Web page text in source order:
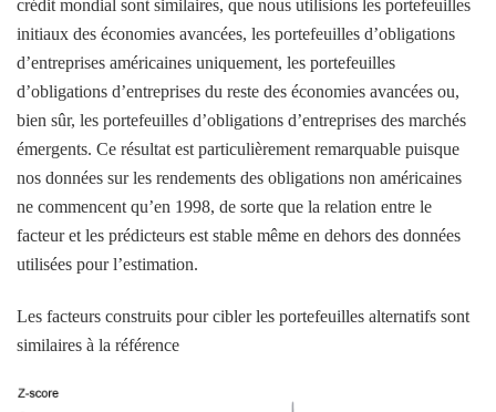
crédit mondial sont similaires, que nous utilisions les portefeuilles
initiaux des économies avancées, les portefeuilles d’obligations
d’entreprises américaines uniquement, les portefeuilles
d’obligations d’entreprises du reste des économies avancées ou,
bien sûr, les portefeuilles d’obligations d’entreprises des marchés
émergents. Ce résultat est particulièrement remarquable puisque
nos données sur les rendements des obligations non américaines
ne commencent qu’en 1998, de sorte que la relation entre le
facteur et les prédicteurs est stable même en dehors des données
utilisées pour l’estimation.
Les facteurs construits pour cibler les portefeuilles alternatifs sont
similaires à la référence